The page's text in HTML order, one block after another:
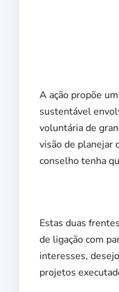
A ação propõe
sustentável
voluntária de
visão de planejar
conselho tenha
Estas duas
de ligação com
interesses,
projetos